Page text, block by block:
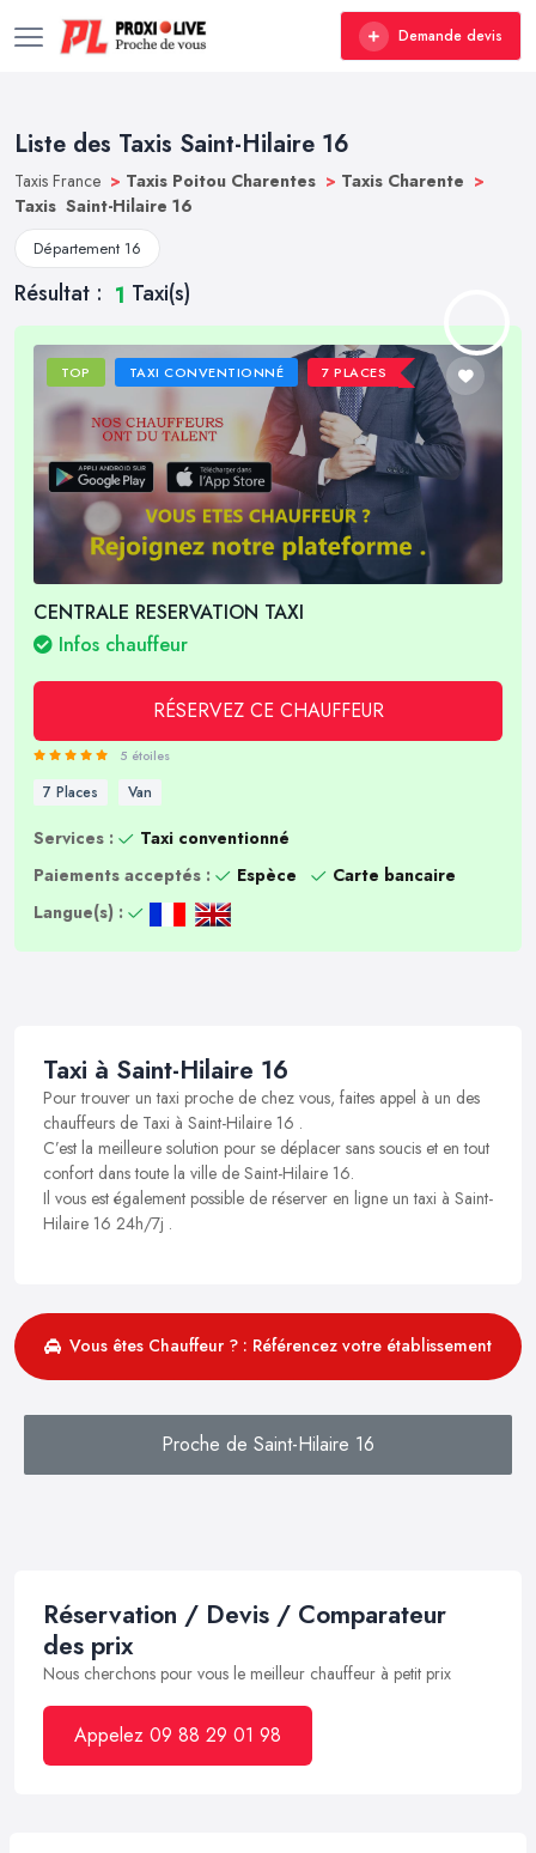
Demande devis
Liste des Taxis Saint-Hilaire 16
Taxis France > Taxis Poitou Charentes > Taxis Charente >
Taxis Saint-Hilaire 16
Département 16
Résultat : 1 Taxi(s)
TOP TAXI CONVENTIONNÉ 7 PLACES
CENTRALE RESERVATION TAXI
Infos chauffeur
RÉSERVEZ CE CHAUFFEUR
5 étoiles
7 Places Van
Services :
Taxi conventionné
Paiements acceptés :
Espèce
Carte bancaire
Langue(s) :
Taxi à Saint-Hilaire 16
Pour trouver un taxi proche de chez vous, faites appel à un des
chauffeurs de Taxi à Saint-Hilaire 16 .
C’est la meilleure solution pour se déplacer sans soucis et en tout
confort dans toute la ville de Saint-Hilaire 16.
Il vous est également possible de réserver en ligne un taxi à Saint-
Hilaire 16 24h/7j .
Vous êtes Chauffeur ? : Référencez votre établissement
Proche de Saint-Hilaire 16
Réservation / Devis / Comparateur
des prix
Nous cherchons pour vous le meilleur chauffeur à petit prix
Appelez 09 88 29 01 98